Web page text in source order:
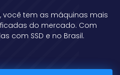
você tem as máquinas mais
do mercado. Com
com SSD e no Brasil.